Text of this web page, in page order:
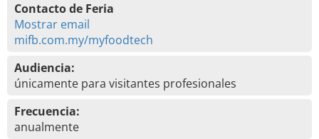
Contacto de Feria
Mostrar email
mifb.com.my/myfoodtech
Audiencia:
únicamente para visitantes profesionales
Frecuencia:
anualmente